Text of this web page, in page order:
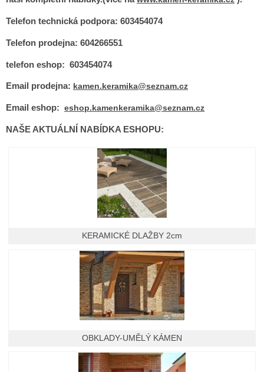
Telefon technická podpora: 603454074
Telefon prodejna: 604266551
telefon eshop: 603454074
Email prodejna: kamen.keramika@seznam.cz
Email eshop: eshop.kamenkeramika@seznam.cz
NAŠE AKTUÁLNÍ NABÍDKA ESHOPU:
KERAMICKÉ DLAŽBY 2cm
OBKLADY-UMĚLÝ KÁMEN